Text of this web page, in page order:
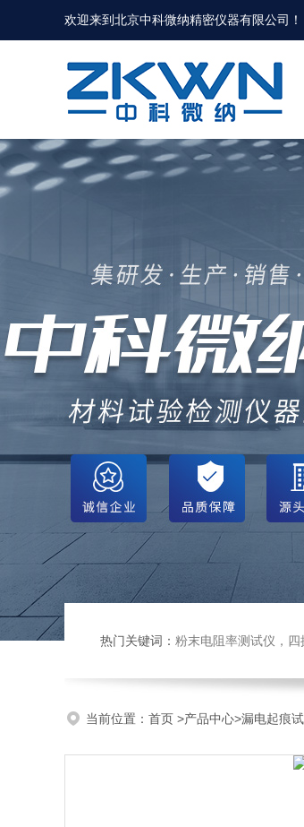
欢迎来到北京中科微纳精密仪器有限公司！
热门关键词： 粉末电阻率测试仪，四探针法粉末电阻
当前位置： 首页 >产品中心>漏电起痕